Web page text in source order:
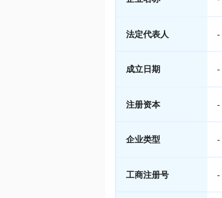
法定代表人 -
成立日期 -
注册资本 -
企业类型 -
工商注册号 -